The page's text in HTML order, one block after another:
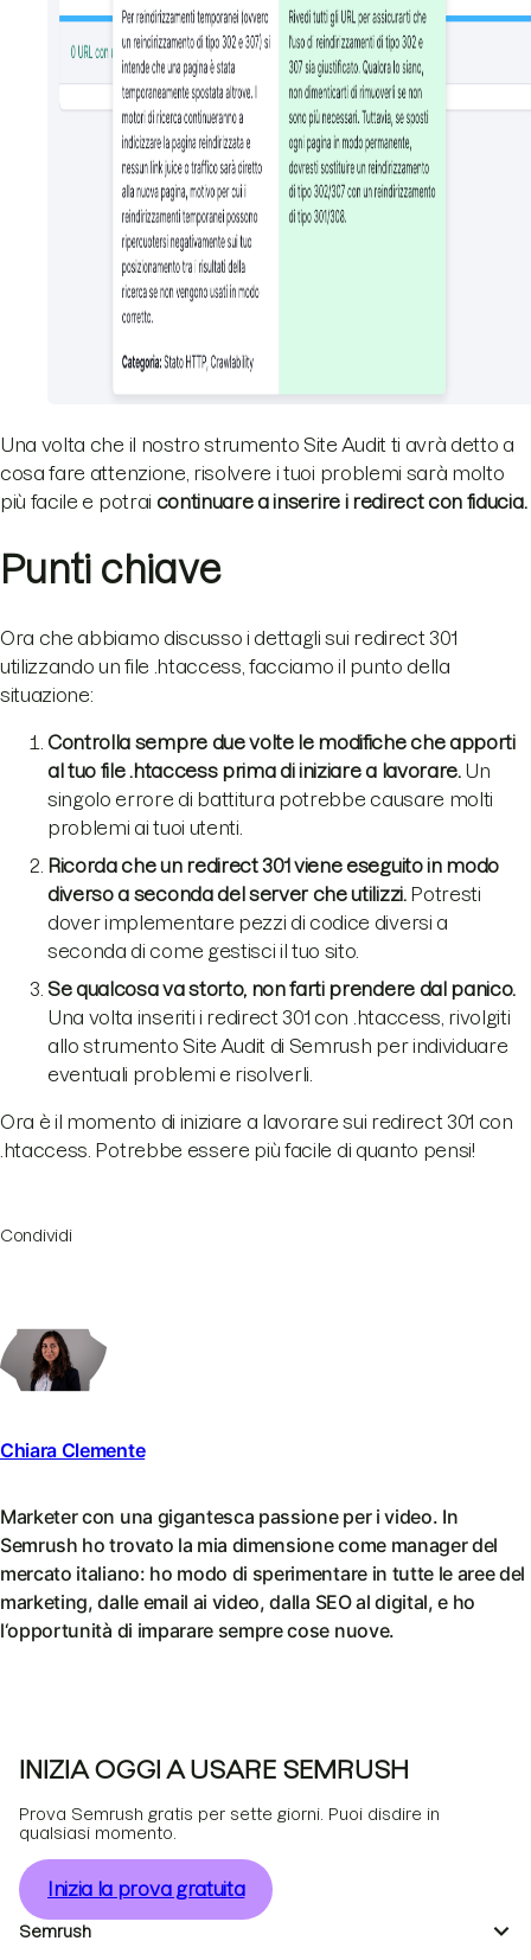
Una volta che il nostro strumento Site Audit ti avrà detto a
cosa fare attenzione, risolvere i tuoi problemi sarà molto
più facile e potrai continuare a inserire i redirect con fiducia.
Punti chiave
Ora che abbiamo discusso i dettagli sui redirect 301
utilizzando un file .htaccess, facciamo il punto della
situazione:
Controlla sempre due volte le modifiche che apporti
al tuo file .htaccess prima di iniziare a lavorare.Un
singolo errore di battitura potrebbe causare molti
problemi ai tuoi utenti.
Ricorda che un redirect 301 viene eseguito in modo
diverso a seconda del server che utilizzi.Potresti
dover implementare pezzi di codice diversi a
seconda di come gestisci il tuo sito.
Se qualcosa va storto, non farti prendere dal panico.
Una volta inseriti i redirect 301 con .htaccess, rivolgiti
allo strumento Site Audit di Semrush per individuare
eventuali problemi e risolverli.
Ora è il momento di iniziare a lavorare sui redirect 301 con
.htaccess. Potrebbe essere più facile di quanto pensi!
Condividi
Chiara Clemente
Marketer con una gigantesca passione per i video. In
Semrush ho trovato la mia dimensione come manager del
mercato italiano: ho modo di sperimentare in tutte le aree del
marketing, dalle email ai video, dalla SEO al digital, e ho
l‘opportunità di imparare sempre cose nuove.
INIZIA OGGI A USARE SEMRUSH
Prova Semrush gratis per sette giorni. Puoi disdire in
qualsiasi momento.
Inizia la prova gratuita
Semrush